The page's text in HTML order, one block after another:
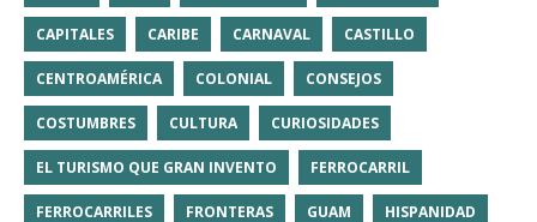
CAPITALES CARIBE CARNAVAL CASTILLO
CENTROAMÉRICA COLONIAL CONSEJOS
COSTUMBRES CULTURA CURIOSIDADES
EL TURISMO QUE GRAN INVENTO FERROCARRIL
FERROCARRILES FRONTERAS GUAM HISPANIDAD